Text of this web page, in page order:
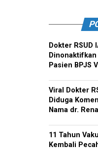
Dokter RSUD
Pasien BPJS
Viral Dokter
Diduga
Nama dr.
11 Tahun
Kembali